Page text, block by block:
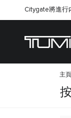
Citygate將進行
主頁